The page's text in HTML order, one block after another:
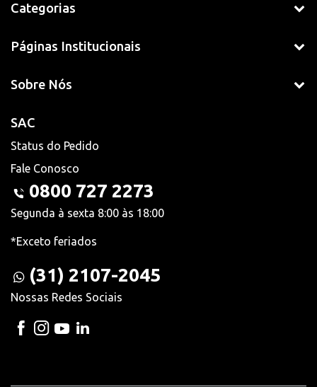
Categorias
Páginas Institucionais
Sobre Nós
SAC
Status do Pedido
Fale Conosco
0800 727 2273
Segunda à sexta 8:00 às 18:00
*Exceto feriados
(31) 2107-2045
Nossas Redes Sociais